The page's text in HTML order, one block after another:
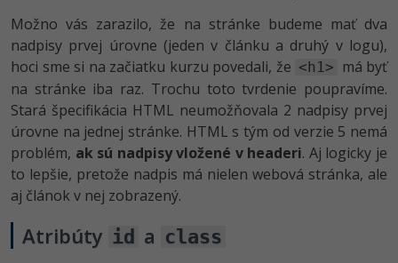
Možno vás zarazilo, že na stránke budeme mať dva
nadpisy prvej úrovne (jeden v článku a druhý v logu),
hoci sme si na začiatku kurzu povedali, že <h1>
má byť
na stránke iba raz. Trochu toto tvrdenie poupravíme.
Stará špecifikácia HTML neumožňovala 2 nadpisy prvej
úrovne na jednej stránke. HTML s tým od verzie 5 nemá
problém, ak sú nadpisy vložené v headeri. Aj logicky je
to lepšie, pretože nadpis má nielen webová stránka, ale
aj článok v nej zobrazený.
Atribúty id a class